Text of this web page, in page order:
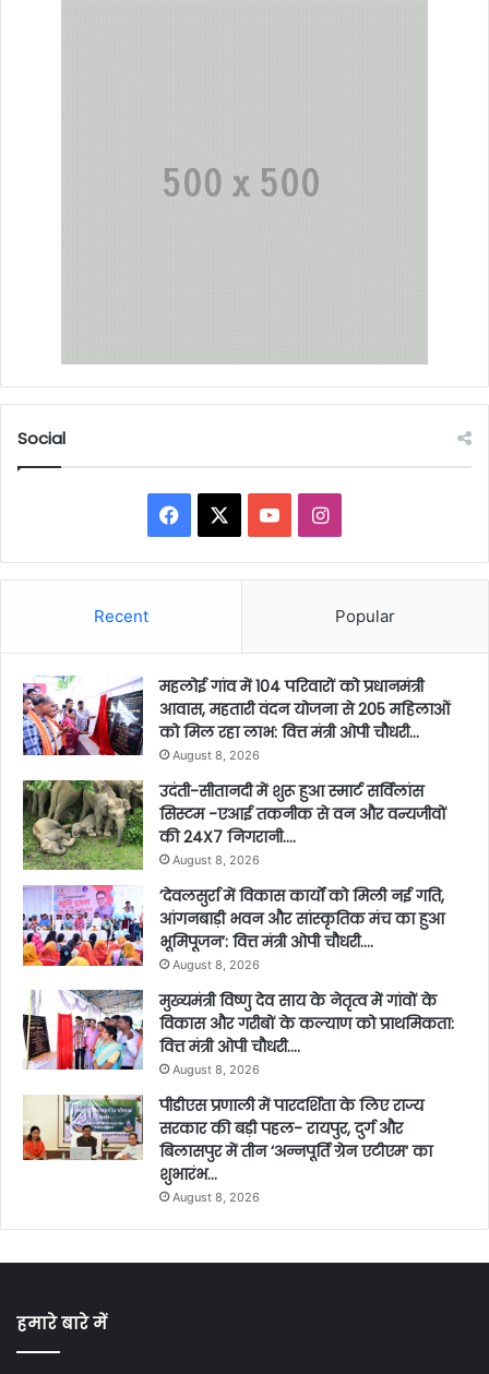
Social
Facebook YouTubeInstagram
Recent Popular
महलोई गांव में 104 परिवारों को प्रधानमंत्री
आवास, महतारी वंदन योजना से 205 महिलाओं
को मिल रहा लाभ: वित्त मंत्री ओपी चौधरी…
August 8, 2026
उदंती-सीतानदी में शुरू हुआ स्मार्ट सर्विलांस
सिस्टम -एआई तकनीक से वन और वन्यजीवों
की 24X7 निगरानी….
August 8, 2026
’देवलसुर्रा में विकास कार्यों को मिली नई गति,
आंगनबाड़ी भवन और सांस्कृतिक मंच का हुआ
भूमिपूजन’: वित्त मंत्री ओपी चौधरी….
August 8, 2026
मुख्यमंत्री विष्णु देव साय के नेतृत्व में गांवों के
विकास और गरीबों के कल्याण को प्राथमिकता:
वित्त मंत्री ओपी चौधरी….
August 8, 2026
पीडीएस प्रणाली में पारदर्शिता के लिए राज्य
सरकार की बड़ी पहल- रायपुर, दुर्ग और
बिलासपुर में तीन ‘अन्नपूर्ति ग्रेन एटीएम‘ का
शुभारंभ…
August 8, 2026
हमारे बारे में